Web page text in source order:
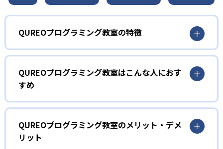
QUREOプログラミング教室の特徴
1
マンガ出版もされたストーリーのある教材
QUREOプログラミング教室の教材にはストーリーがあり、
これを題材にしたマンガ『キュレオ プログラミングチャレ
ンジャーズ!』が小学館「コロコロイチバン!」で連載されて
いる。ストーリーは「キャラクターと一緒にバグを倒す旅
に出る」内容で、子どもが夢中になって学ぶことが可能
だ。楽しく学びながら、自然にプログラミングの基本を理
QUREOプログラミング教室はこんな人におす
すめ
小学生
プログラミングを初めて学ぶ子ども
まずは導入として、教育版マインクラフトの世界を探検し
QUREOプログラミング教室のメリット・デメ
リット